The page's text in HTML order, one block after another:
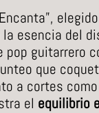
esencia del
pop guitarrero
que
a cortes
el equilibrio